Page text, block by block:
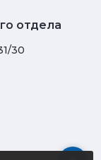
отдела
30